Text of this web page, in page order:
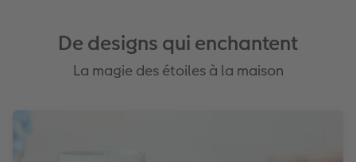
De designs qui enchantent
La magie des étoiles à la maison